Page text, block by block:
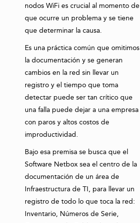
nodos WiFi es crucial al momento de
que ocurre un problema y se tiene
que determinar la causa.
Es una práctica común que omitimos
la documentación y se generan
cambios en la red sin llevar un
registro y el tiempo que toma
detectar puede ser tan crítico que
una falla puede dejar a una empresa
con paros y altos costos de
improductividad.
Bajo esa premisa se busca que el
Software Netbox sea el centro de la
documentación de un área de
Infraestructura de TI, para llevar un
registro de todo lo que toca la red:
Inventario, Números de Serie,